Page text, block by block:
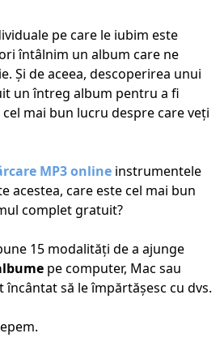
pe care le iubim este
întâlnim un album care ne
Și de aceea, descoperirea unui
un întreg album pentru a fi
mai bun lucru despre care veți
MP3 online instrumentele
acestea, care este cel mai bun
complet gratuit?
15 modalități de a ajunge
pe computer, Mac sau
să le împărtășesc cu dvs.